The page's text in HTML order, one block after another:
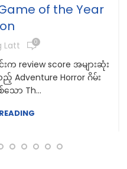
of the Year
Latt 0
က review score အများဆုံး
Adventure Horror ဂိမ်း
သော Th...